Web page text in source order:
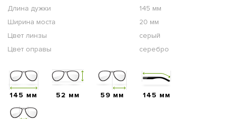
Длина дужки
145 мм
Ширина моста
20 мм
Цвет линзы
серый
Цвет оправы
серебро
145 мм 52 мм 59 мм 145 мм